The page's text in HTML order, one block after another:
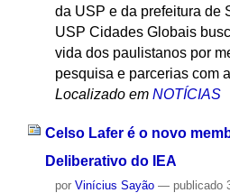
da USP e da prefeitura de
USP Cidades Globais
vida dos paulistanos por
pesquisa e parcerias com
Localizado em NOTÍCIAS
Celso Lafer é o novo
Deliberativo do IEA
por Vinícius Sayão — publicado